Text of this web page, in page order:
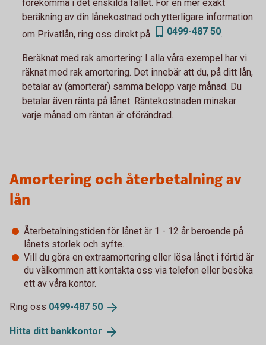
förekomma i det enskilda fallet. För en mer exakt
beräkning av din lånekostnad och ytterligare information
om Privatlån, ring oss direkt på
0499-487 50.
Beräknat med rak amortering:
I alla våra exempel har vi
räknat med rak amortering. Det innebär att du, på ditt lån,
betalar av (amorterar) samma belopp varje månad. Du
betalar även ränta på lånet. Räntekostnaden minskar
varje månad om räntan är oförändrad.
Amortering och återbetalning av
lån
Återbetalningstiden för lånet är 1 - 12 år beroende på
lånets storlek och syfte.
Vill du göra en extraamortering eller lösa lånet i förtid är
du välkommen att kontakta oss via telefon eller besöka
ett av våra kontor.
Ring oss 0499-487 50
Hitta ditt bankkontor